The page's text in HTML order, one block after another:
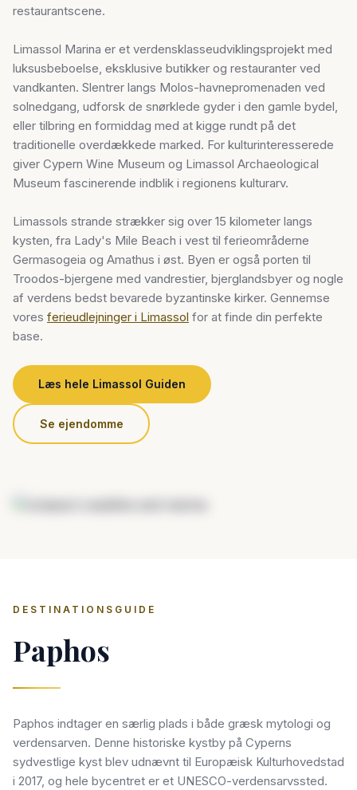
restaurantscene.
Limassol Marina er et verdensklasseudviklingsprojekt med
luksusbeboelse, eksklusive butikker og restauranter ved
vandkanten. Slentrer langs Molos-havnepromenaden ved
solnedgang, udforsk de snørklede gyder i den gamle bydel,
eller tilbring en formiddag med at kigge rundt på det
traditionelle overdækkede marked. For kulturinteresserede
giver Cypern Wine Museum og Limassol Archaeological
Museum fascinerende indblik i regionens kulturarv.
Limassols strande strækker sig over 15 kilometer langs
kysten, fra Lady's Mile Beach i vest til ferieområderne
Germasogeia og Amathus i øst. Byen er også porten til
Troodos-bjergene med vandrestier, bjerglandsbyer og nogle
af verdens bedst bevarede byzantinske kirker. Gennemse
vores ferieudlejninger i Limassol for at finde din perfekte
base.
Læs hele Limassol Guiden
Se ejendomme
DESTINATIONSGUIDE
Paphos
Paphos indtager en særlig plads i både græsk mytologi og
verdensarven. Denne historiske kystby på Cyperns
sydvestlige kyst blev udnævnt til Europæisk Kulturhovedstad
i 2017, og hele bycentret er et UNESCO-verdensarvssted.